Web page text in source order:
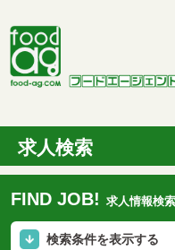
求人検索
FIND JOB! 求人情報検索
検索条件を表示する